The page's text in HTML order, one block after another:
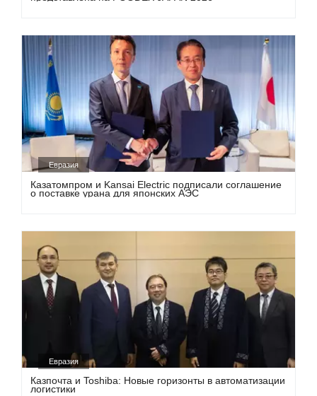
Евразия
Казатомпром и Kansai Electric подписали соглашение
о поставке урана для японских АЭС
Евразия
Казпочта и Toshiba: Новые горизонты в автоматизации
логистики